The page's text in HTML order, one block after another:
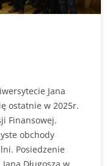
Jana
ostatnie w 2025r.
Finansowej.
obchody
Posiedzenie